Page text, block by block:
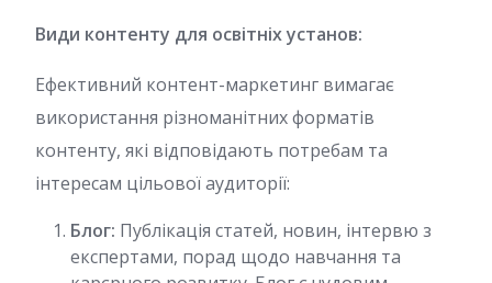
Види контенту для освітніх установ:
Ефективний контент-маркетинг вимагає
використання різноманітних форматів
контенту, які відповідають потребам та
інтересам цільової аудиторії:
Блог: Публікація статей, новин, інтервю з
експертами, порад щодо навчання та